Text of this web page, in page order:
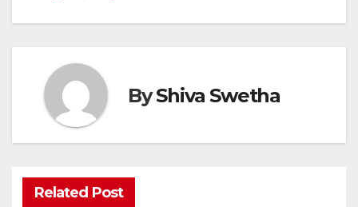
ByShiva Swetha
Related Post